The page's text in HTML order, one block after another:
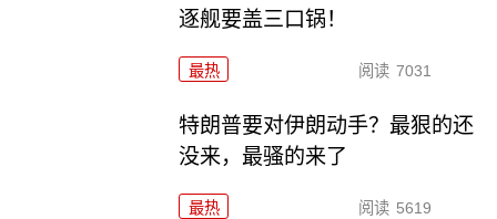
逐舰要盖三口锅！
最热 阅读 7031
特朗普要对伊朗动手？最狠的还
没来，最骚的来了
最热 阅读 5619